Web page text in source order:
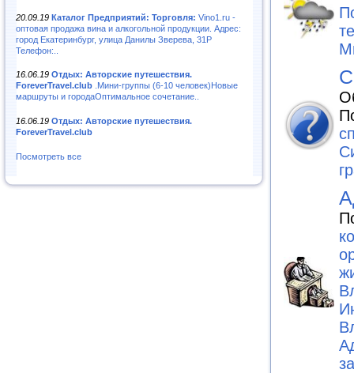
20.09.19 Каталог Предприятий: Торговля: Vino1.ru -
оптовая продажа вина и алкогольной продукции. Адрес:
город Екатеринбург, улица Данилы Зверева, 31Р
Телефон:..
16.06.19 Отдых: Авторские путешествия.
ForeverTravel.club .Мини-группы (6-10 человек)Новые
маршруты и городаОптимальное сочетание..
16.06.19 Отдых: Авторские путешествия.
ForeverTravel.club
Посмотреть все